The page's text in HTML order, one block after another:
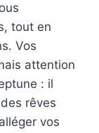
tout en
Vos
attention
: il
rêves
vos